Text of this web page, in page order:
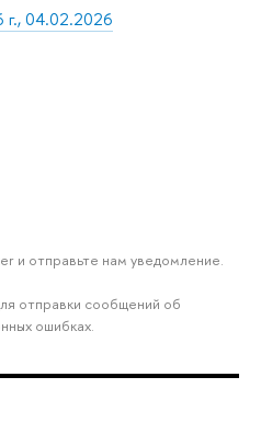
04.02.2026
и отправьте нам уведомление.
отправки сообщений об
ошибках.